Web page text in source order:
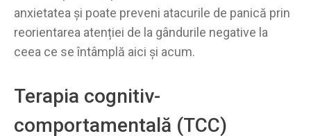
anxietatea și poate preveni atacurile de panică prin
reorientarea atenției de la gândurile negative la
ceea ce se întâmplă aici și acum.
Terapia cognitiv-
comportamentală (TCC)